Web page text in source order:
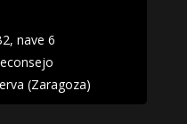
nave 6
(Zaragoza)